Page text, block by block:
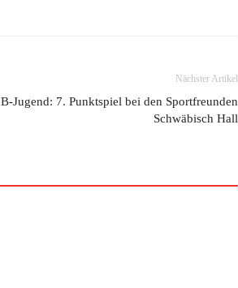
Nächster Artikel
B-Jugend: 7. Punktspiel bei den Sportfreunden
Schwäbisch Hall